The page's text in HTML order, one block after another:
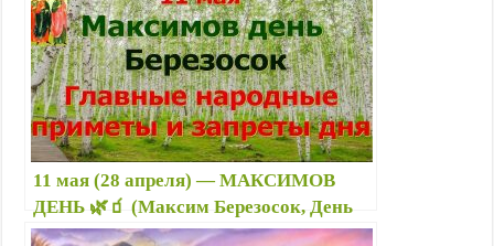
нельзя делать, именины
11 мая (28 апреля) — МАКСИМОВ
ДЕНЬ 🌿🧃 (Максим Березосок, День
св. Максима): приметы, что можно и